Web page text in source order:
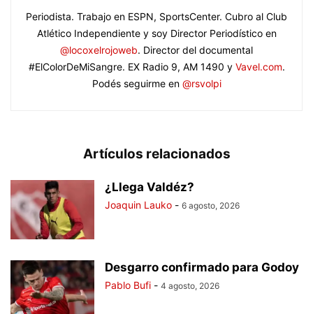
Periodista. Trabajo en ESPN, SportsCenter. Cubro al Club
Atlético Independiente y soy Director Periodístico en
@locoxelrojoweb. Director del documental
#ElColorDeMiSangre. EX Radio 9, AM 1490 y Vavel.com.
Podés seguirme en @rsvolpi
Artículos relacionados
¿Llega Valdéz?
Joaquin Lauko - 6 agosto, 2026
Desgarro confirmado para Godoy
Pablo Bufi - 4 agosto, 2026